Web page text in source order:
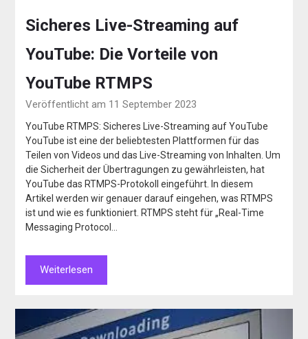
Sicheres Live-Streaming auf
YouTube: Die Vorteile von
YouTube RTMPS
Veröffentlicht am 11 September 2023
YouTube RTMPS: Sicheres Live-Streaming auf YouTube
YouTube ist eine der beliebtesten Plattformen für das
Teilen von Videos und das Live-Streaming von Inhalten. Um
die Sicherheit der Übertragungen zu gewährleisten, hat
YouTube das RTMPS-Protokoll eingeführt. In diesem
Artikel werden wir genauer darauf eingehen, was RTMPS
ist und wie es funktioniert. RTMPS steht für „Real-Time
Messaging Protocol…
Weiterlesen